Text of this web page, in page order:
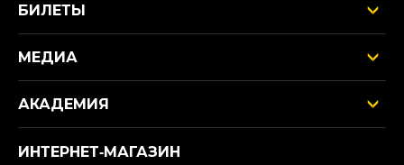
БИЛЕТЫ
МЕДИА
АКАДЕМИЯ
ИНТЕРНЕТ‑МАГАЗИН